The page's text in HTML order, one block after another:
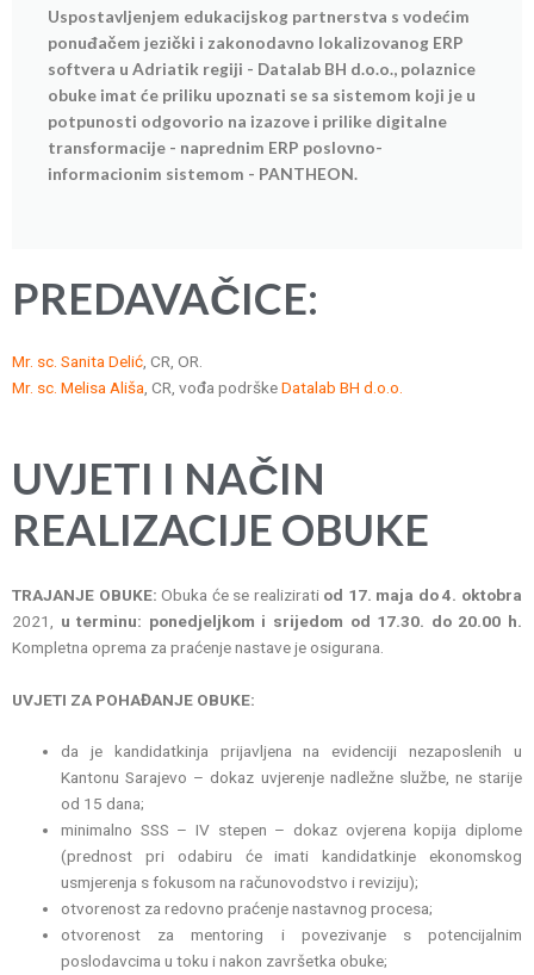
Uspostavljenjem edukacijskog partnerstva s vodećim
ponuđačem jezički i zakonodavno lokalizovanog ERP
softvera u Adriatik regiji - Datalab BH d.o.o., polaznice
obuke imat će priliku upoznati se sa sistemom koji je u
potpunosti odgovorio na izazove i prilike digitalne
transformacije - naprednim ERP poslovno-
informacionim sistemom - PANTHEON.
PREDAVAČICE:
Mr. sc. Sanita Delić , CR, OR.
Mr. sc. Melisa Ališa , CR, vođa podrškeDatalab BH d.o.o.
UVJETI I NAČIN
REALIZACIJE OBUKE
TRAJANJE OBUKE: Obuka će se realizirati od 17. maja do 4. oktobra
2021, u terminu: ponedjeljkom i srijedom od 17.30. do 20.00 h.
Kompletna oprema za praćenje nastave je osigurana.
UVJETI ZA POHAĐANJE OBUKE:
da je kandidatkinja prijavljena na evidenciji nezaposlenih u
Kantonu Sarajevo – dokaz uvjerenje nadležne službe, ne starije
od 15 dana;
minimalno SSS – IV stepen – dokaz ovjerena kopija diplome
(prednost pri odabiru će imati kandidatkinje ekonomskog
usmjerenja s fokusom na računovodstvo i reviziju);
otvorenost za redovno praćenje nastavnog procesa;
otvorenost za mentoring i povezivanje s potencijalnim
poslodavcima u toku i nakon završetka obuke;